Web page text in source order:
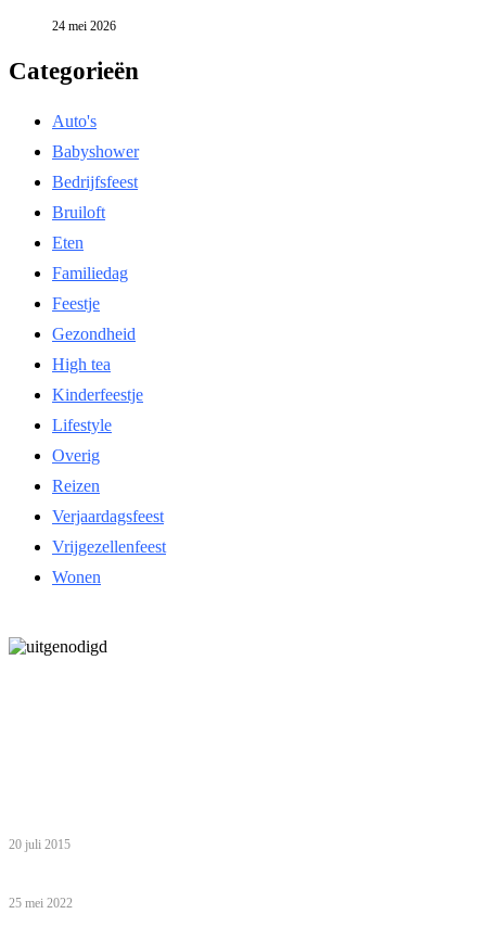
24 mei 2026
Categorieën
Auto's
Babyshower
Bedrijfsfeest
Bruiloft
Eten
Familiedag
Feestje
Gezondheid
High tea
Kinderfeestje
Lifestyle
Overig
Reizen
Verjaardagsfeest
Vrijgezellenfeest
Wonen
20 juli 2015
25 mei 2022